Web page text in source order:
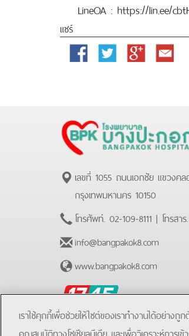
LineOA : https://lin.ee/
แชร์
Facebook Twitter
Google
Email
เลขที่ 1055 ถนนเอกชัย แขวงค
กรุงเทพมหานคร 10150
โทรศัพท์. 02-109-8111 | โทรสาร.
info@bangpakok8.com
www.bangpakok8.com
BPK
Hotline
เราใช้คุกกี้เพื่อช่วยให้ไซต์ของเราทำงานได้อย่า
คุณสมบัติทางโซเชียลมีเดีย และเพื่อวิเคราะห์การเ